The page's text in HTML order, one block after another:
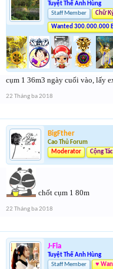
Tuyệt Thế Anh Hùng
Staff Member
Chữ
Wanted 300.000.000
cụm 1 36m3 ngày cuối vào, lấy
22 Tháng ba 2018
BigFther
Cao Thủ Forum
Moderator
Cộng
chốt cụm 1 80m
22 Tháng ba 2018
J-Fla
Tuyệt Thế Anh Hùng
Staff Member
♥